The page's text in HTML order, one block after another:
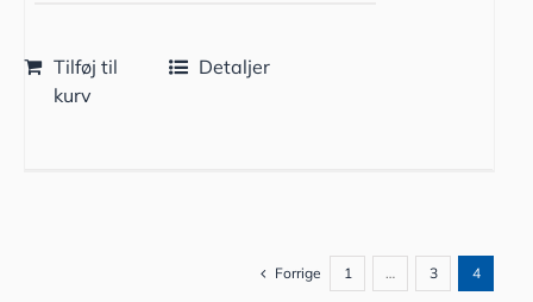
Tilføj til
kurv
Detaljer
Forrige 1 … 3 4